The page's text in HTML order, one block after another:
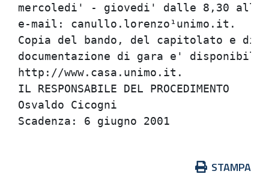
mercoledi' - giovedi' dalle
e-mail:
Copia del bando, del
documentazione di gara
http://
IL RESPONSABILE
STAMPA